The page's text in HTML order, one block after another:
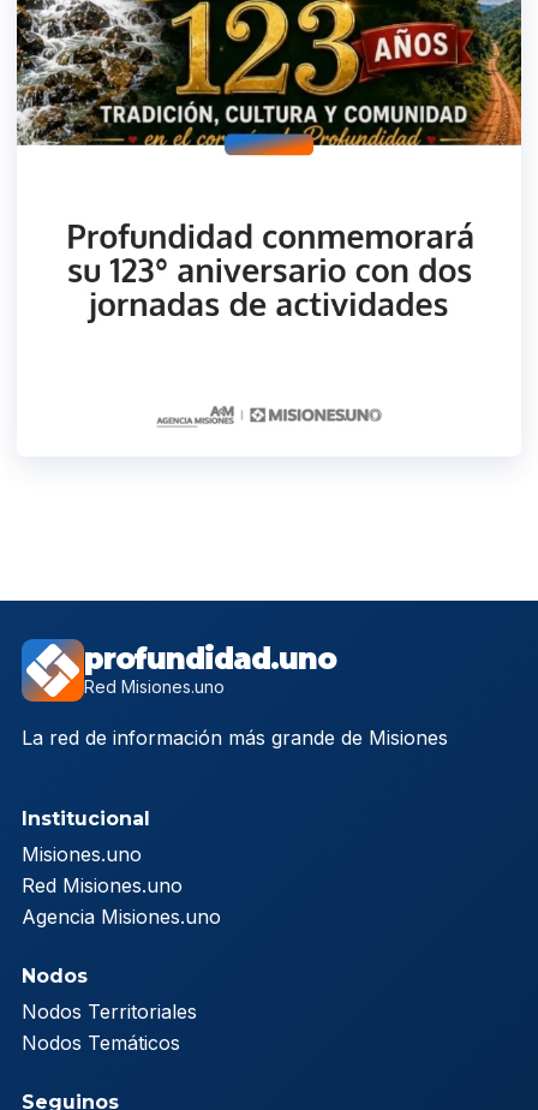
profundidad.uno
Red Misiones.uno
La red de información más grande de Misiones
Institucional
Misiones.uno
Red Misiones.uno
Agencia Misiones.uno
Nodos
Nodos Territoriales
Nodos Temáticos
Seguinos